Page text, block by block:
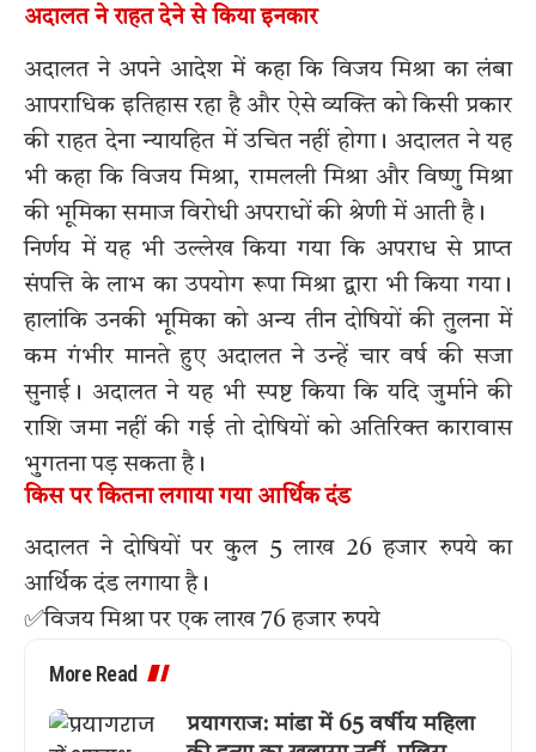
अदालत ने राहत देने से किया इनकार
अदालत ने अपने आदेश में कहा कि विजय मिश्रा का लंबा
आपराधिक इतिहास रहा है और ऐसे व्यक्ति को किसी प्रकार
की राहत देना न्यायहित में उचित नहीं होगा। अदालत ने यह
भी कहा कि विजय मिश्रा, रामलली मिश्रा और विष्णु मिश्रा
की भूमिका समाज विरोधी अपराधों की श्रेणी में आती है।
निर्णय में यह भी उल्लेख किया गया कि अपराध से प्राप्त
संपत्ति के लाभ का उपयोग रूपा मिश्रा द्वारा भी किया गया।
हालांकि उनकी भूमिका को अन्य तीन दोषियों की तुलना में
कम गंभीर मानते हुए अदालत ने उन्हें चार वर्ष की सजा
सुनाई। अदालत ने यह भी स्पष्ट किया कि यदि जुर्माने की
राशि जमा नहीं की गई तो दोषियों को अतिरिक्त कारावास
भुगतना पड़ सकता है।
किस पर कितना लगाया गया आर्थिक दंड
अदालत ने दोषियों पर कुल 5 लाख 26 हजार रुपये का
आर्थिक दंड लगाया है।
✅विजय मिश्रा पर एक लाख 76 हजार रुपये
More Read
प्रयागराज: मांडा में 65 वर्षीय महिला